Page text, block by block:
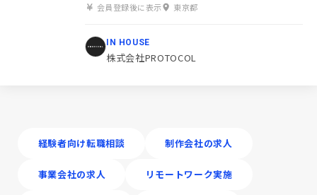
会員登録後に表示 東京都
IN HOUSE
株式会社PROTOCOL
経験者向け転職相談 制作会社の求人
事業会社の求人 リモートワーク実施